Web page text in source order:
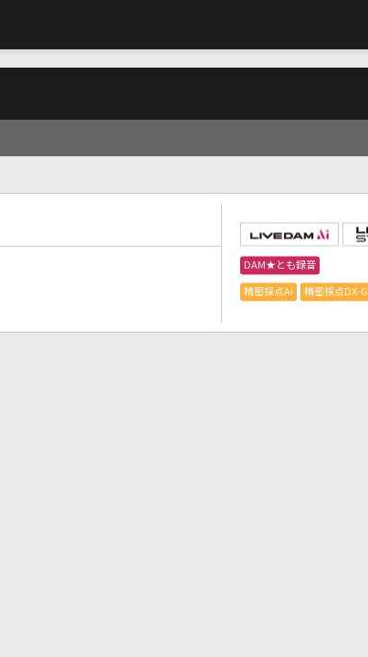
DAM★とも録音
精密採点Ai 精密採点DX-G